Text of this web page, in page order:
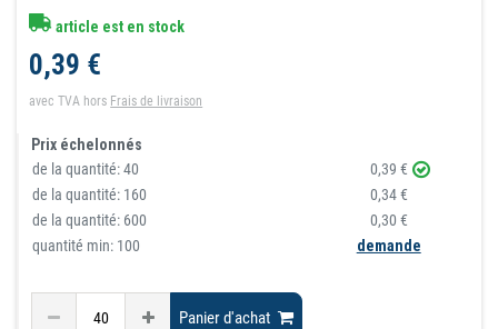
article est en stock
0,39 €
avec TVA hors Frais de livraison
Prix échelonnés
de la quantité:40
0,39 €
de la quantité: 160
0,34 €
de la quantité: 600
0,30 €
quantité min: 100
demande
Panier d'achat